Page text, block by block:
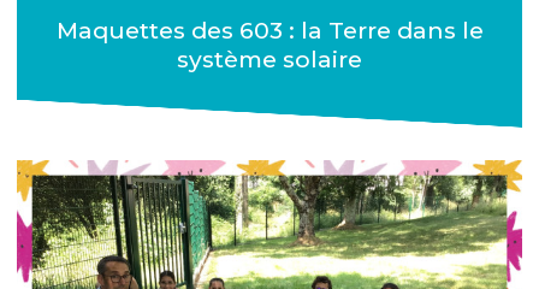
Maquettes des 603 : la Terre dans le
système solaire